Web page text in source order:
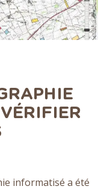
informatisé a été